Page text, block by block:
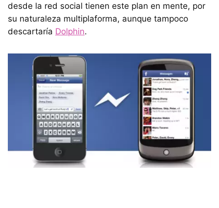
desde la red social tienen este plan en mente, por
su naturaleza multiplaforma, aunque tampoco
descartaría Dolphin.